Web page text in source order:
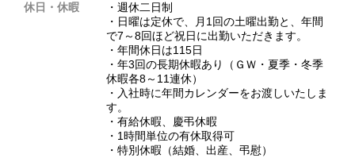
休日・休暇
・週休二日制
・日曜は定休で、月1回の土曜出勤と、年間
で7～8回ほど祝日に出勤いただきます。
・年間休日は115日
・年3回の長期休暇あり（ＧＷ・夏季・冬季
休暇各8～11連休）
・入社時に年間カレンダーをお渡しいたしま
す。
・有給休暇、慶弔休暇
・1時間単位の有休取得可
・特別休暇（結婚、出産、弔慰）